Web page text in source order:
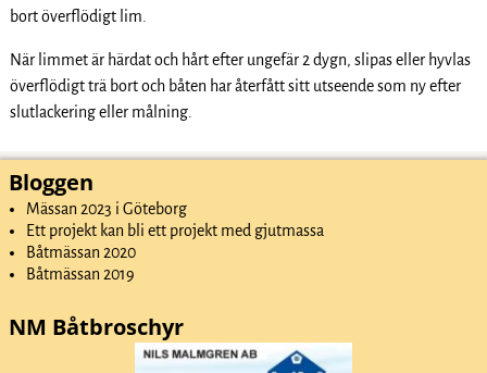
bort överflödigt lim.
När limmet är härdat och hårt efter ungefär 2 dygn, slipas eller hyvlas
överflödigt trä bort och båten har återfått sitt utseende som ny efter
slutlackering eller målning.
Bloggen
Mässan 2023 i Göteborg
Ett projekt kan bli ett projekt med gjutmassa
Båtmässan 2020
Båtmässan 2019
NM Båtbroschyr